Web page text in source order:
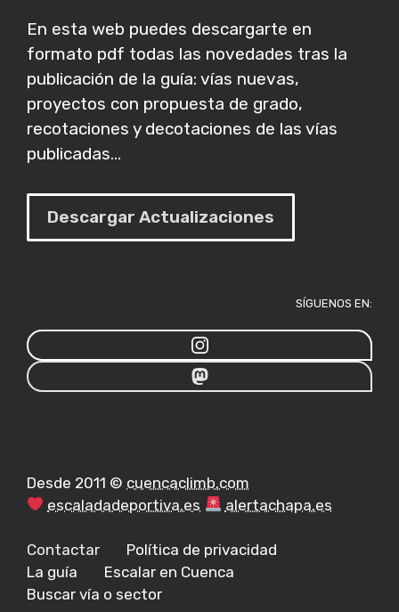
En esta web puedes descargarte en
formato pdf todas las novedades tras la
publicación de la guía: vías nuevas,
proyectos con propuesta de grado,
recotaciones y decotaciones de las vías
publicadas...
Descargar Actualizaciones
SÍGUENOS EN:
Desde 2011 © cuencaclimb.com
escaladadeportiva.es
alertachapa.es
Contactar
Política de privacidad
La guía
Escalar en Cuenca
Buscar vía o sector